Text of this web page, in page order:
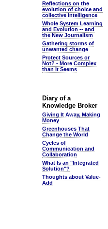
Reflections on the
evolution of choice and
collective intelligence
Whole System Learning
and Evolution -- and
the New Journalism
Gathering storms of
unwanted change
Protect Sources or
Not? - More Complex
than It Seems
Diary of a
Knowledge Broker
Giving It Away, Making
Money
Greenhouses That
Change the World
Cycles of
Communication and
Collaboration
What Is an "Integrated
Solution"?
Thoughts about Value-
Add